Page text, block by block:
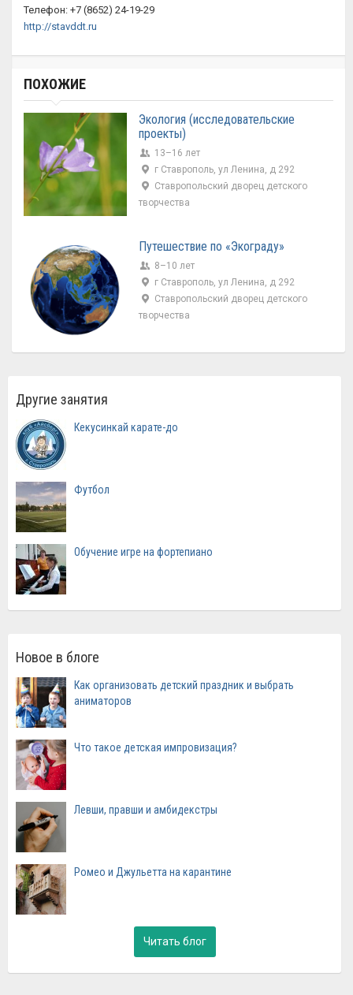
Телефон: +7 (8652) 24-19-29
http://stavddt.ru
ПОХОЖИЕ
Экология (исследовательские
проекты)
13–16 лет
г Ставрополь, ул Ленина, д 292
Ставропольский дворец детского
творчества
Путешествие по «Экограду»
8–10 лет
г Ставрополь, ул Ленина, д 292
Ставропольский дворец детского
творчества
Другие занятия
Кекусинкай карате-до
Футбол
Обучение игре на фортепиано
Новое в блоге
Как организовать детский праздник и выбрать
аниматоров
Что такое детская импровизация?
Левши, правши и амбидекстры
Ромео и Джульетта на карантине
Читать блог